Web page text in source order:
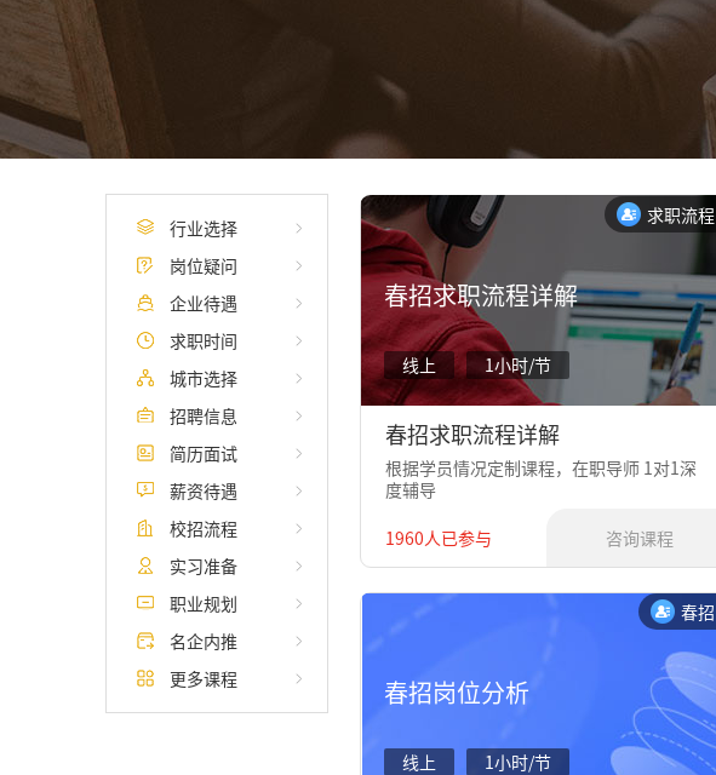
行业选择
岗位疑问
企业待遇
求职时间
城市选择
招聘信息
简历面试
薪资待遇
校招流程
实习准备
职业规划
名企内推
更多课程
求职流程
春招求职流程详解
线上 1小时/节
春招求职流程详解
根据学员情况定制课程，在职导师 1对1深
度辅导
1960人已参与
咨询课程
春招
春招岗位分析
线上 1小时/节